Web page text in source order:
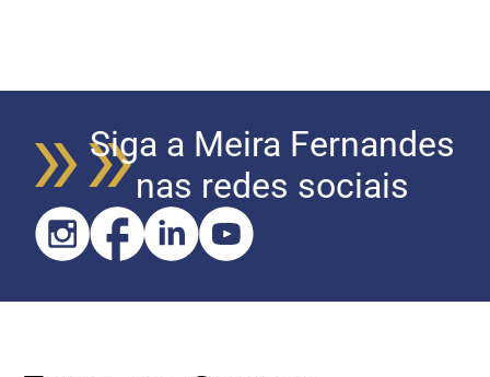
Siga a Meira Fernandes
nas redes sociais